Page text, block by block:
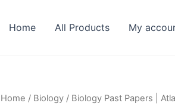
Home All Products My
Home / Biology / Biology Past Papers |